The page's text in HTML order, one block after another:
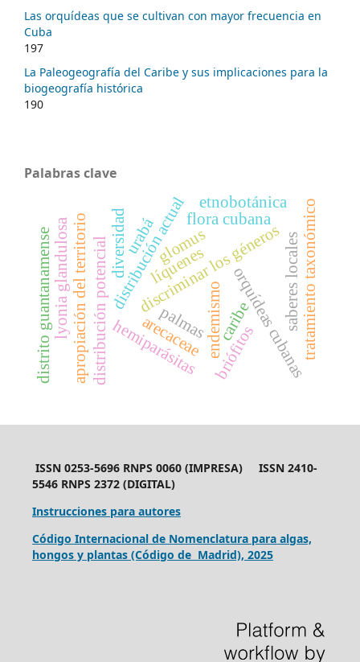
Las orquídeas que se cultivan con mayor frecuencia en
Cuba
197
La Paleogeografía del Caribe y sus implicaciones para la
biogeografía histórica
190
Palabras clave
orquídeas cubanas
discriminar los géneros
distribución actual
distribución potencial caribe
endemismo
líquenes
apropiación del territorio saberes locales
hemiparásitas
flora cubana tratamiento taxonómico
etnobotánica
urabá
arecaceae
palmas
lyonia glandulosa
distrito guantanamense briófitos
diversidad glomus
ISSN 0253-5696 RNPS 0060 (IMPRESA) ISSN 2410-
5546 RNPS 2372 (DIGITAL)
Instrucciones para autores
Código Internacional de Nomenclatura para algas,
hongos y plantas (Código de Madrid), 2025